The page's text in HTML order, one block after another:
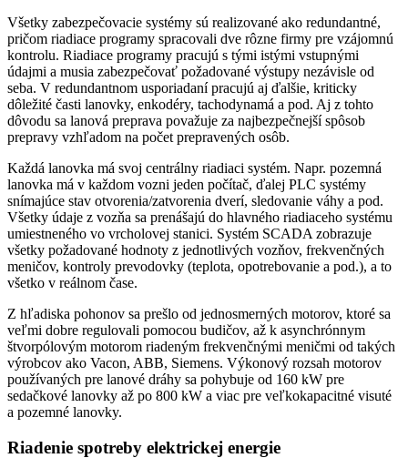
Všetky zabezpečovacie systémy sú realizované ako redundantné,
pričom riadiace programy spracovali dve rôzne firmy pre vzájomnú
kontrolu. Riadiace programy pracujú s tými istými vstupnými
údajmi a musia zabezpečovať požadované výstupy nezávisle od
seba. V redundantnom usporiadaní pracujú aj ďalšie, kriticky
dôležité časti lanovky, enkodéry, tachodynamá a pod. Aj z tohto
dôvodu sa lanová preprava považuje za najbezpečnejší spôsob
prepravy vzhľadom na počet prepravených osôb.
Každá lanovka má svoj centrálny riadiaci systém. Napr. pozemná
lanovka má v každom vozni jeden počítač, ďalej PLC systémy
snímajúce stav otvorenia/zatvorenia dverí, sledovanie váhy a pod.
Všetky údaje z vozňa sa prenášajú do hlavného riadiaceho systému
umiestneného vo vrcholovej stanici. Systém SCADA zobrazuje
všetky požadované hodnoty z jednotlivých vozňov, frekvenčných
meničov, kontroly prevodovky (teplota, opotrebovanie a pod.), a to
všetko v reálnom čase.
Z hľadiska pohonov sa prešlo od jednosmerných motorov, ktoré sa
veľmi dobre regulovali pomocou budičov, až k asynchrónnym
štvorpólovým motorom riadeným frekvenčnými meničmi od takých
výrobcov ako Vacon, ABB, Siemens. Výkonový rozsah motorov
používaných pre lanové dráhy sa pohybuje od 160 kW pre
sedačkové lanovky až po 800 kW a viac pre veľkokapacitné visuté
a pozemné lanovky.
Riadenie spotreby elektrickej energie